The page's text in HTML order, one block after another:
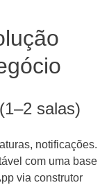
salas)
notificações.
com uma base
via construtor